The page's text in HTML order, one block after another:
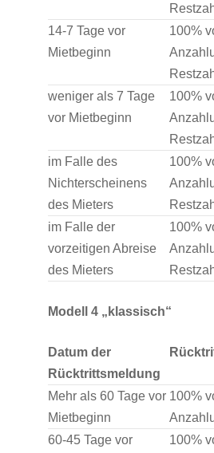
14-7 Tage vor
Mietbeginn
100%
weniger als 7 Tage
vor Mietbeginn
100%
im Falle des
Nichterscheinens
des Mieters
100%
im Falle der
vorzeitigen Abreise
des Mieters
100%
Modell 4 „klassisch“
Datum der
Rücktrittsmeldung
Mehr als 60 Tage vor
Mietbeginn
100%
60-45 Tage vor
100%